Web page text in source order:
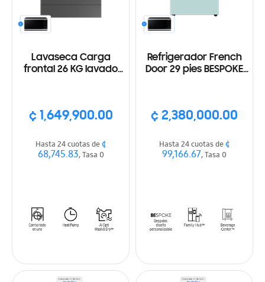
Lavaseca Carga
frontal 26 KG lavado
¢ 1,649,900.00
Hasta 24 cuotas de¢
68,745.83, Tasa 0
Refrigerador French
Door 29 pies BESPOKE
acabado blanco y
¢ 2,380,000.00
Hasta 24 cuotas de¢
99,166.67, Tasa 0